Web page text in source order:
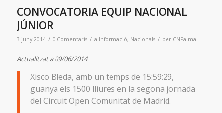
CONVOCATORIA EQUIP NACIONAL
JÚNIOR
3 juny 2014 / 0 Comentaris / a Informació, Nacionals / per CNPalma
Actualitzat a 09/06/2014
Xisco Bleda, amb un temps de 15:59:29,
guanya els 1500 lliures en la segona jornada
del Circuit Open Comunitat de Madrid.